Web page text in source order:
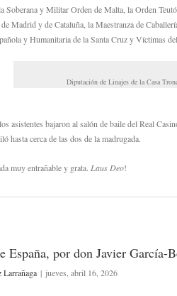
Soberana y Militar Orden de Malta, la Orden
Madrid y de Cataluña, la Maestranza de
y Humanitaria de la Santa Cruz y Víctimas
Diputación de Linajes de la Casa
asistentes bajaron al salón de baile del Real
hasta cerca de las dos de la madrugada.
muy entrañable y grata. Laus Deo!
España, por don Javier García-
Larrañaga | jueves, abril 16, 2026